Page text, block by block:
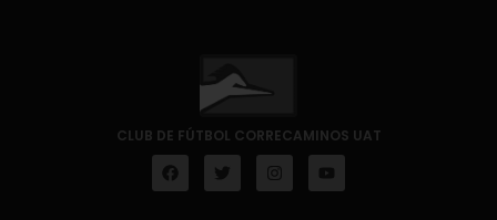
CLUB DE FÚTBOL CORRECAMINOS UAT